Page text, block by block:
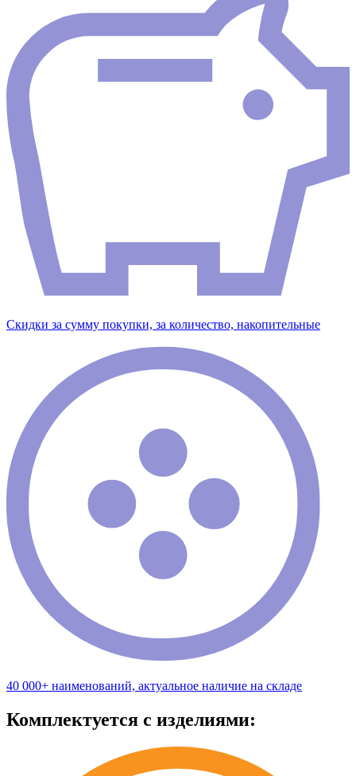
Скидки за сумму покупки, за количество, накопительные
40 000+ наименований, актуальное наличие на складе
Комплектуется с изделиями: